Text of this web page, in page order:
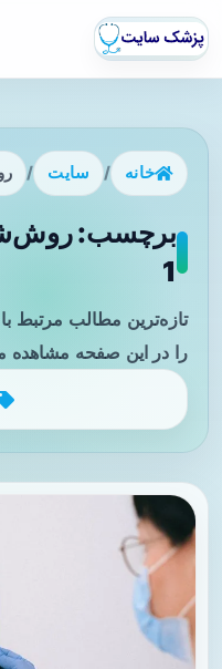
خانه / سایت /
برچسب:
1
تازه‌ترین مطالب
را در این صفحه مشاهده